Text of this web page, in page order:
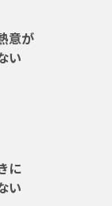
意が
い
に
い